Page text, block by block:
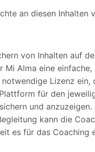
an diesen Inhalten
von Inhalten auf
Mi Alma eine
Lizenz ein,
für den
und anzuzeigen.
kann die
es für das Coaching